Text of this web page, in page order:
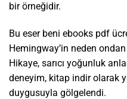
bir örneğidir.
Bu eser beni ebooks pdf
Hemingway’in neden
Hikaye, sarıcı yoğunluk
deneyim, kitap indir olarak
duygusuyla gölgelendi.